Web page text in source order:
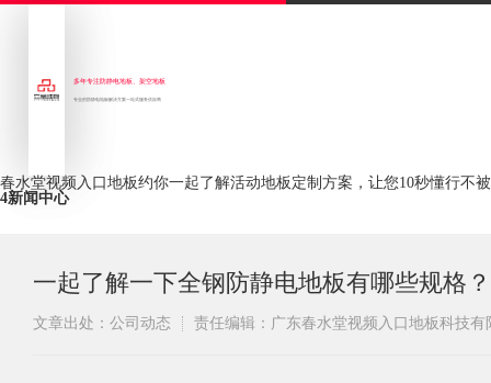
多年专注防静电地板、架空地板
专业的防静电地板解决方案一站式服务供应商
春水堂视频入口地板约你一起了解活动地板定制方案，让您10秒懂行不
4新闻中心
一起了解一下全钢防静电地板有哪些规格？
文章出处：公司动态 责任编辑：广东春水堂视频入口地板科技